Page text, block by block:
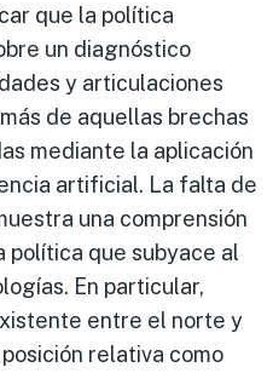
que la política
un diagnóstico
y articulaciones
de aquellas brechas
mediante la aplicación
artificial. La falta de
una comprensión
política que subyace al
En particular,
entre el norte y
relativa como